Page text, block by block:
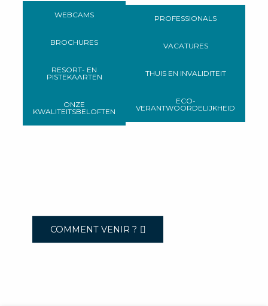
WEBCAMS
BROCHURES
RESORT- EN
PISTEKAARTEN
ONZE
KWALITEITSBELOFTEN
PROFESSIONALS
VACATURES
THUIS EN INVALIDITEIT
ECO-
VERANTWOORDELIJKHEID
COMMENT VENIR ?